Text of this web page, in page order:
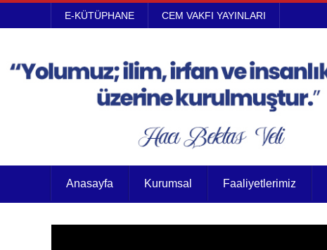
E-KÜTÜPHANE CEM VAKFI YAYINLARI
Anasayfa Kurumsal Faaliyetlerimiz